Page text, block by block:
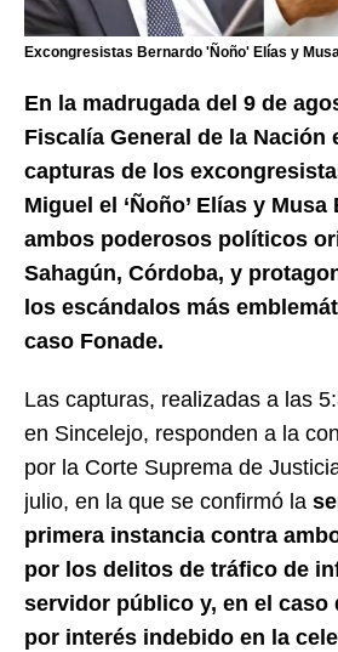
Excongresistas Bernardo 'Ñoño' Elías y
En la madrugada del 9 de
Fiscalía General de la Nación
capturas de los
Miguel el ‘Ñoño’ Elías y Musa
ambos poderosos políticos
Sahagún, Córdoba, y
los escándalos más
caso Fonade.
Las capturas, realizadas a las
en Sincelejo, responden a la
por la Corte Suprema de
julio, en la que se confirmó la
primera instancia contra
por los delitos de tráfico de
servidor público y, en el caso
por interés indebido en la